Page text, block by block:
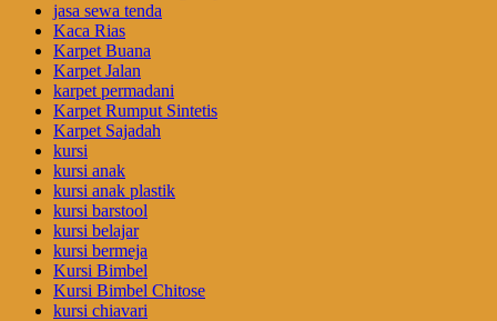
jasa sewa tenda
Kaca Rias
Karpet Buana
Karpet Jalan
karpet permadani
Karpet Rumput Sintetis
Karpet Sajadah
kursi
kursi anak
kursi anak plastik
kursi barstool
kursi belajar
kursi bermeja
Kursi Bimbel
Kursi Bimbel Chitose
kursi chiavari